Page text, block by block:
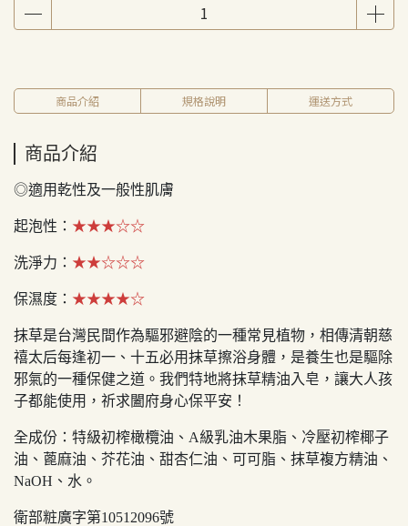
商品介紹 規格說明 運送方式
商品介紹
◎適用乾性及一般性肌膚 ​​
起泡性： ★★★☆☆
洗淨力： ★★☆☆☆
保濕度： ★★★★☆
抹草是台灣民間作為驅邪避陰的一種常見植物，相傳清朝慈
禧太后每逢初一、十五必用抹草擦浴身體，是養生也是驅除
邪氣的一種保健之道。我們特地將抹草精油入皂，讓大人孩
子都能使用，祈求闔府身心保平安！
全成份：特級初榨橄欖油、A級乳油木果脂、冷壓初榨椰子
油、蓖麻油、芥花油、甜杏仁油、可可脂、抹草複方精油、
NaOH、水。
衛部粧廣字第10512096號